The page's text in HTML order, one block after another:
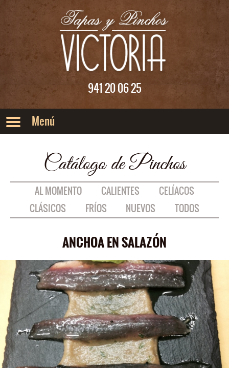
Saltar al menu principal
Saltar al contenido
941 20 06 25
Catálogo de Pinchos
AL MOMENTO CALIENTES
CELÍACOS
CLÁSICOS
FRÍOS NUEVOS TODOS
ANCHOA EN SALAZÓN